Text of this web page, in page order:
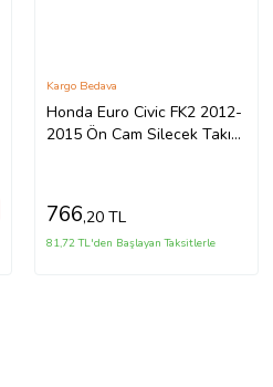
Honda Euro Civic FK2 2012-
2015 Ön Cam Silecek Takımı
Kargo Bedava
766,20 TL
81,72 TL'den Başlayan Taksitlerle